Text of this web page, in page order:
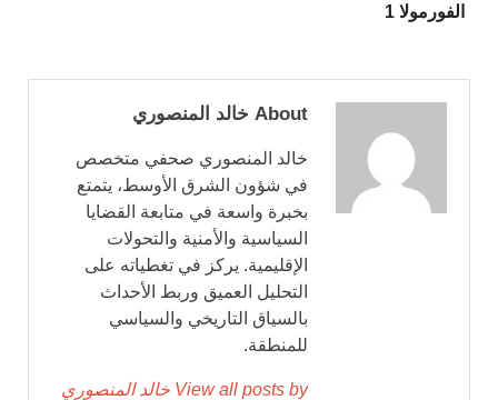
الفورمولا 1
About خالد المنصوري
خالد المنصوري صحفي متخصص
في شؤون الشرق الأوسط، يتمتع
بخبرة واسعة في متابعة القضايا
السياسية والأمنية والتحولات
الإقليمية. يركز في تغطياته على
التحليل العميق وربط الأحداث
بالسياق التاريخي والسياسي
للمنطقة.
View all posts by خالد المنصوري